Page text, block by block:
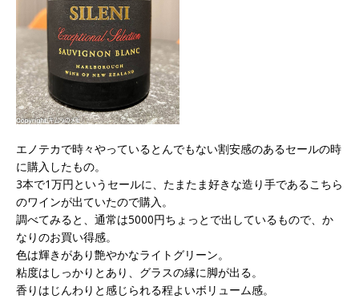
エノテカで時々やっているとんでもない割安感のあるセールの時
に購入したもの。
3本で1万円というセールに、たまたま好きな造り手であるこちら
のワインが出ていたので購入。
調べてみると、通常は5000円ちょっとで出しているもので、か
なりのお買い得感。
色は輝きがあり艶やかなライトグリーン。
粘度はしっかりとあり、グラスの縁に脚が出る。
香りはじんわりと感じられる程よいボリューム感。